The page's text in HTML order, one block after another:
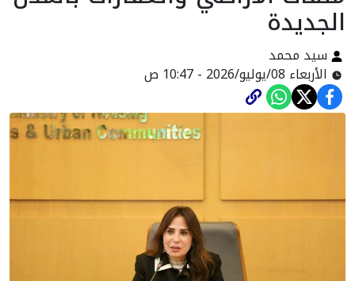
الجديدة
سيد محمد
الأربعاء 08/يوليو/2026 - 10:47 ص